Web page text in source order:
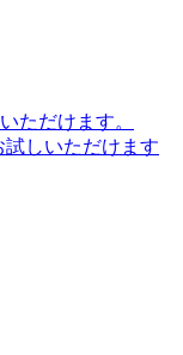
ただけます。
試しいただけます